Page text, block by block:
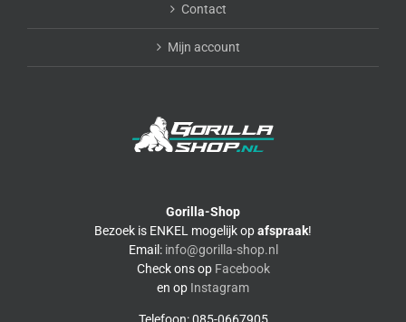
Contact
Mijn account
Gorilla-Shop
Bezoek is ENKEL mogelijk opafspraak!
Email: info@gorilla-shop.nl
Check ons op Facebook
en op Instagram
Telefoon: 085-0667905